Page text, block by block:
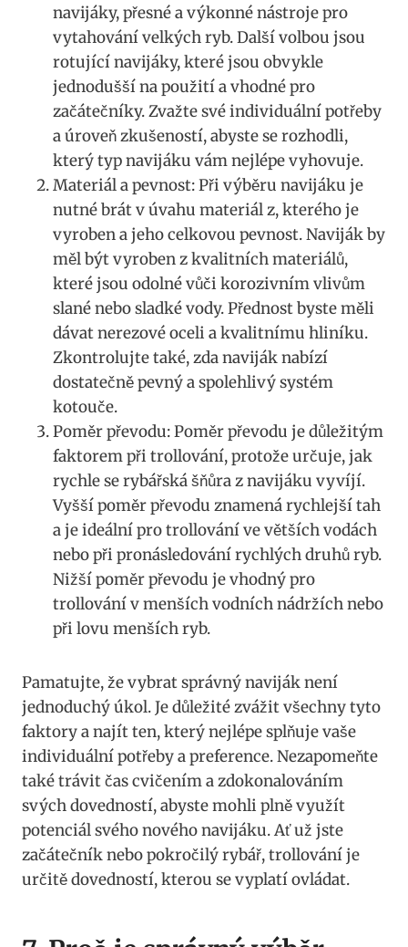
navijáky, přesné a výkonné nástroje pro
vytahování⁢ velkých ryb. ‍Další volbou⁣ jsou
rotující navijáky,‌ které ⁣jsou obvykle
jednodušší⁣ na použití a vhodné pro
začátečníky. Zvažte své individuální potřeby
a úroveň zkušeností, abyste ⁣se rozhodli,
který typ navijáku vám nejlépe vyhovuje.
Materiál a pevnost: Při výběru ⁤navijáku je
nutné brát v úvahu materiál z, kterého je
vyroben a jeho celkovou pevnost. Naviják by
⁢měl být vyroben z kvalitních materiálů,
‍které jsou odolné vůči korozivním vlivům
slané nebo sladké vody. Přednost byste ⁣měli
dávat nerezové oceli a kvalitnímu hliníku.
Zkontrolujte také, zda naviják nabízí
dostatečně pevný a spolehlivý systém
kotouče.
Poměr převodu: Poměr převodu je důležitým
faktorem⁤ při⁤ trollování, protože určuje,​ jak
rychle se rybářská šňůra z navijáku vyvíjí.
⁤Vyšší poměr převodu znamená rychlejší tah
a je ideální pro trollování ve větších vodách
nebo při pronásledování ⁤rychlých druhů ryb.
Nižší poměr převodu je vhodný pro
trollování v menších vodních ‌nádržích nebo
při lovu menších ryb.
Pamatujte, že ⁤vybrat správný naviják není
jednoduchý úkol. Je důležité zvážit všechny tyto
faktory a najít ten, který⁣ nejlépe splňuje vaše
individuální potřeby a preference. Nezapomeňte
také trávit čas cvičením a zdokonalováním
svých dovedností, ⁢abyste mohli⁣ plně využít
potenciál svého nového navijáku. Ať už jste
začátečník‌ nebo pokročilý rybář, trollování je
určitě dovedností, kterou se vyplatí ovládat.